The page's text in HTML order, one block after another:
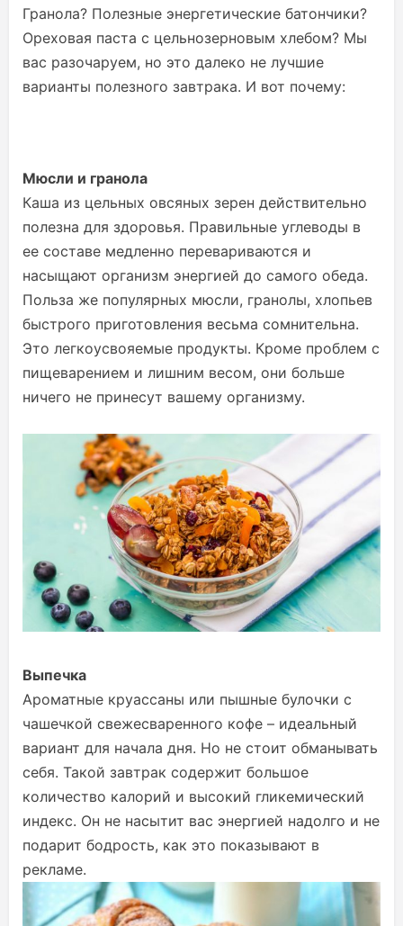
Гранола? Полезные энергетические батончики?
Ореховая паста с цельнозерновым хлебом? Мы
вас разочаруем, но это далеко не лучшие
варианты полезного завтрака. И вот почему:
Мюсли и гранола
Каша из цельных овсяных зерен действительно
полезна для здоровья. Правильные углеводы в
ее составе медленно перевариваются и
насыщают организм энергией до самого обеда.
Польза же популярных мюсли, гранолы, хлопьев
быстрого приготовления весьма сомнительна.
Это легкоусвояемые продукты. Кроме проблем с
пищеварением и лишним весом, они больше
ничего не принесут вашему организму.
Выпечка
Ароматные круассаны или пышные булочки с
чашечкой свежесваренного кофе – идеальный
вариант для начала дня. Но не стоит обманывать
себя. Такой завтрак содержит большое
количество калорий и высокий гликемический
индекс. Он не насытит вас энергией надолго и не
подарит бодрость, как это показывают в
рекламе.